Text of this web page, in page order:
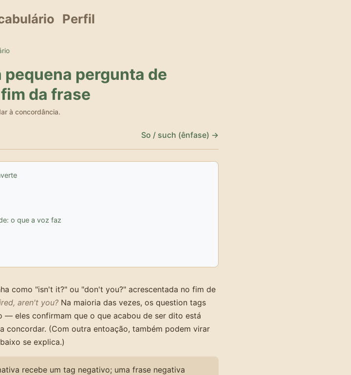
Perfil
pergunta de
da frase
à concordância.
So / such (ênfase) →
o que a voz faz
como "isn't it?" ou "don't you?" acrescentada no fim de
aren't you? Na maioria das vezes, os question tags
— eles confirmam que o que acabou de ser dito está
concordar. (Com outra entoação, também podem virar
se explica.)
recebe um tag negativo; uma frase negativa